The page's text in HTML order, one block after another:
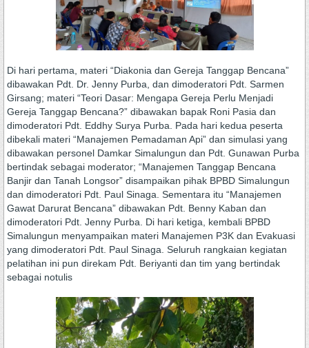
Di hari pertama, materi “Diakonia dan Gereja Tanggap Bencana”
dibawakan Pdt. Dr. Jenny Purba, dan dimoderatori Pdt. Sarmen
Girsang; materi “Teori Dasar: Mengapa Gereja Perlu Menjadi
Gereja Tanggap Bencana?” dibawakan bapak Roni Pasia dan
dimoderatori Pdt. Eddhy Surya Purba. Pada hari kedua peserta
dibekali materi “Manajemen Pemadaman Api” dan simulasi yang
dibawakan personel Damkar Simalungun dan Pdt. Gunawan Purba
bertindak sebagai moderator; “Manajemen Tanggap Bencana
Banjir dan Tanah Longsor” disampaikan pihak BPBD Simalungun
dan dimoderatori Pdt. Paul Sinaga. Sementara itu “Manajemen
Gawat Darurat Bencana” dibawakan Pdt. Benny Kaban dan
dimoderatori Pdt. Jenny Purba. Di hari ketiga, kembali BPBD
Simalungun menyampaikan materi Manajemen P3K dan Evakuasi
yang dimoderatori Pdt. Paul Sinaga. Seluruh rangkaian kegiatan
pelatihan ini pun direkam Pdt. Beriyanti dan tim yang bertindak
sebagai notulis